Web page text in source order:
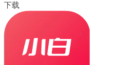
下载